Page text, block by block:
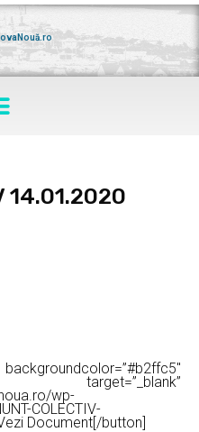
14.01.2020
wp-
COLECTIV-
Document[/button]